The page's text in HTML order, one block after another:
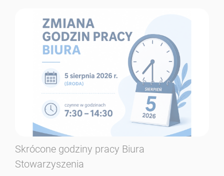
Skrócone godziny pracy Biura
Stowarzyszenia